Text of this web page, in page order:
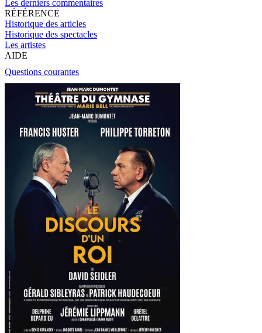
Les derniers commentaires
RÉFÉRENCE
Historique des articles
Historique des spectacles
Les artistes
AIDE
Questions courantes